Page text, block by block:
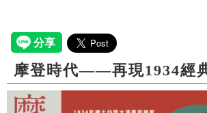
摩登時代——再現1934經